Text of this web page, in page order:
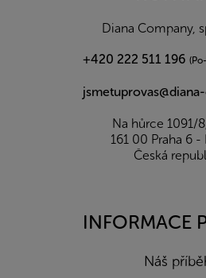
Diana Company,
+420 222 511 196
Na hůrce 1091/
161 00 Praha 6 -
Česká
INFORMACE
Náš